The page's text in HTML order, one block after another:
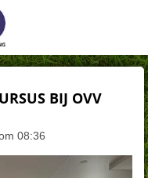
BIJ OVV
08:36